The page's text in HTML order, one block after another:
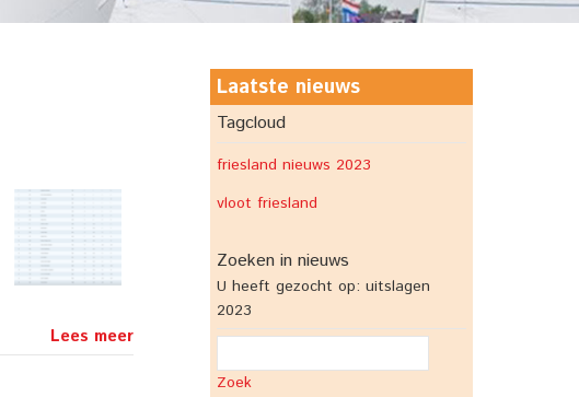
Lees meer
Laatste nieuws
Tagcloud
friesland nieuws 2023
vloot friesland
Zoeken in nieuws
U heeft gezocht op: uitslagen
2023
Zoek